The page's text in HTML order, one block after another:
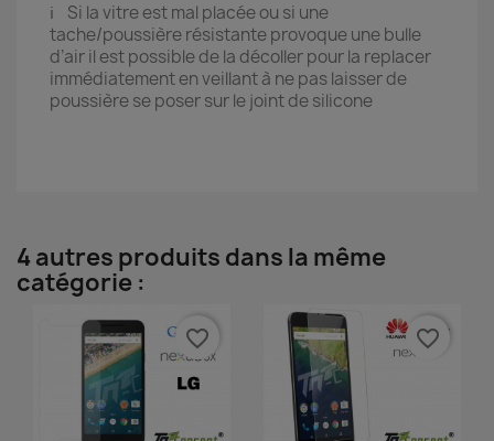
ℹ️ Si la vitre est mal placée ou si une
tache/poussière résistante provoque une bulle
d’air il est possible de la décoller pour la replacer
immédiatement en veillant à ne pas laisser de
poussière se poser sur le joint de silicone
4 autres produits dans la même
catégorie :
favorite_border favorite_border